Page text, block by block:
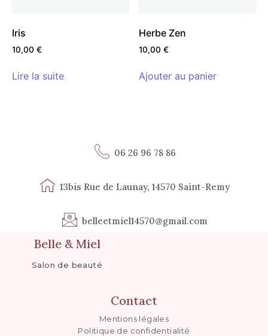
Iris
10,00 €
Lire la suite
Herbe Zen
10,00€
Ajouter au panier
06 26 96 78 86
13bis Rue de Launay, 14570 Saint-Remy
belleetmiel14570@gmail.com
Belle & Miel
Salon de beauté
Contact
Mentions légales
Politique de confidentialité